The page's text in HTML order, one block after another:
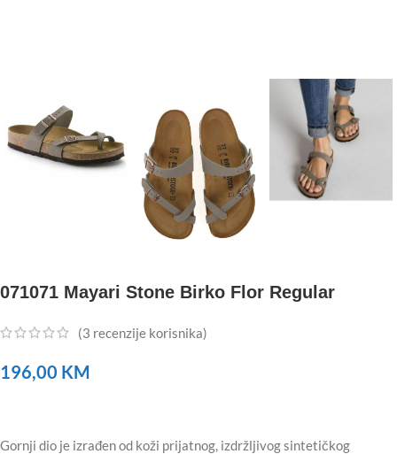
071071 Mayari Stone Birko Flor Regular
(3 recenzije korisnika)
196,00 KM
Gornji dio je izrađen od koži prijatnog, izdržljivog sintetičkog